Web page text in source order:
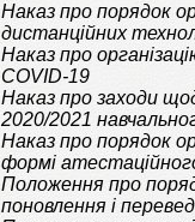
Наказ про порядок
дистанційних
Наказ про
COVID-19
Наказ про заходи
2020/2021
Наказ про порядок
формі
Положення про
поновлення і